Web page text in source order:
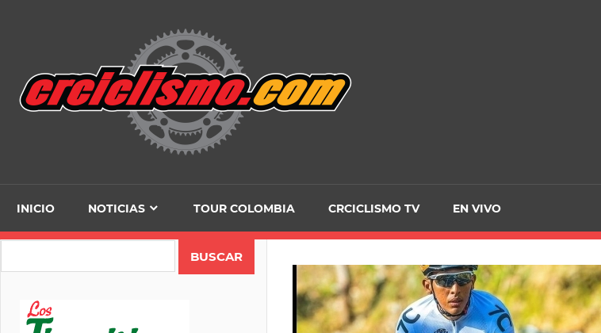
INICIO NOTICIAS TOUR COLOMBIA CRCICLISMO TV EN VIVO